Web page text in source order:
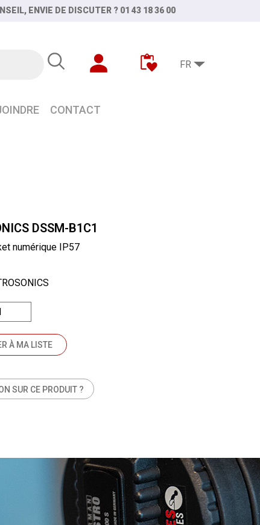
ENVIE DE DISCUTER ? 01 43 18 36 00
FR
CONTACT
DSSM-B1C1
numérique IP57
SUR CE PRODUIT ?
À MA LISTE